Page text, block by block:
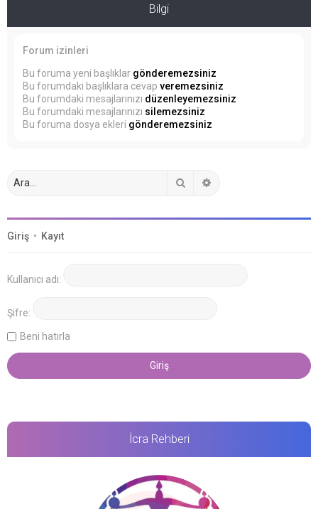
Bilgi
Forum izinleri
Bu foruma yeni başlıklar gönderemezsiniz
Bu forumdaki başlıklara cevap veremezsiniz
Bu forumdaki mesajlarınızı düzenleyemezsiniz
Bu forumdaki mesajlarınızı silemezsiniz
Bu foruma dosya ekleri gönderemezsiniz
Giriş • Kayıt
Kullanıcı adı:
Şifre:
Beni hatırla
İcra Rehberi